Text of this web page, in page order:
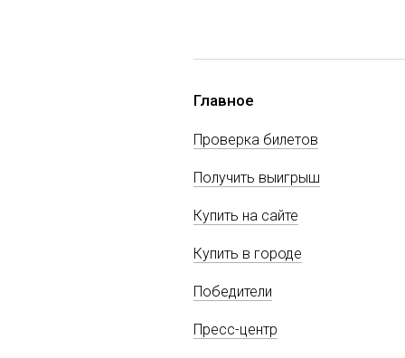
Главное
Проверка билетов
Получить выигрыш
Купить на сайте
Купить в городе
Победители
Пресс-центр